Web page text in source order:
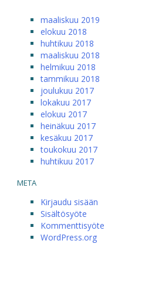
maaliskuu 2019
elokuu 2018
huhtikuu 2018
maaliskuu 2018
helmikuu 2018
tammikuu 2018
joulukuu 2017
lokakuu 2017
elokuu 2017
heinäkuu 2017
kesäkuu 2017
toukokuu 2017
huhtikuu 2017
META
Kirjaudu sisään
Sisältösyöte
Kommenttisyöte
WordPress.org